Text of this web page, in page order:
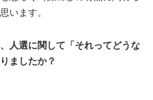
います。
人選に関して「それってどうな
ましたか？